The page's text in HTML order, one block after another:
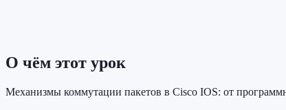
О чём этот урок
Механизмы коммутации пакетов в Cisco IOS: от